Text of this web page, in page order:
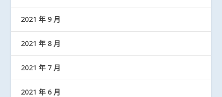
2021 年 9 月
2021 年 8 月
2021 年 7 月
2021 年 6 月